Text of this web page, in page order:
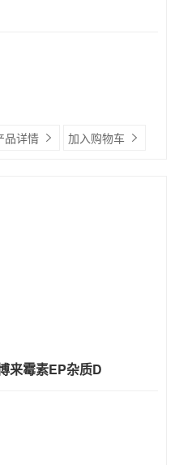
品详情 加入购物车
来霉素EP杂质D